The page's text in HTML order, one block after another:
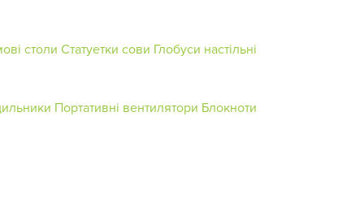
столи Статуетки сови Глобуси настільні
Портативні вентилятори Блокноти